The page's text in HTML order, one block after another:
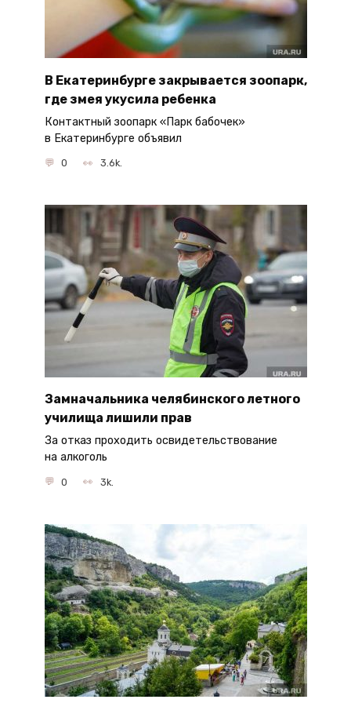
В Екатеринбурге закрывается зоопарк,
где змея укусила ребенка
Контактный зоопарк «Парк бабочек»
в Екатеринбурге объявил
0 3.6k.
Замначальника челябинского летного
училища лишили прав
За отказ проходить освидетельствование
на алкоголь
0 3k.